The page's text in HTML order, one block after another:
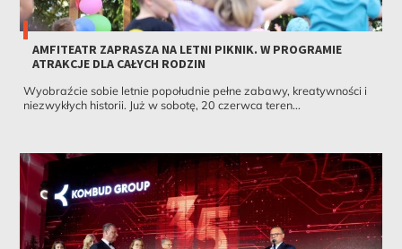
AMFITEATR ZAPRASZA NA LETNI PIKNIK. W PROGRAMIE
ATRAKCJE DLA CAŁYCH RODZIN
Wyobraźcie sobie letnie popołudnie pełne zabawy, kreatywności i
niezwykłych historii. Już w sobotę, 20 czerwca teren...